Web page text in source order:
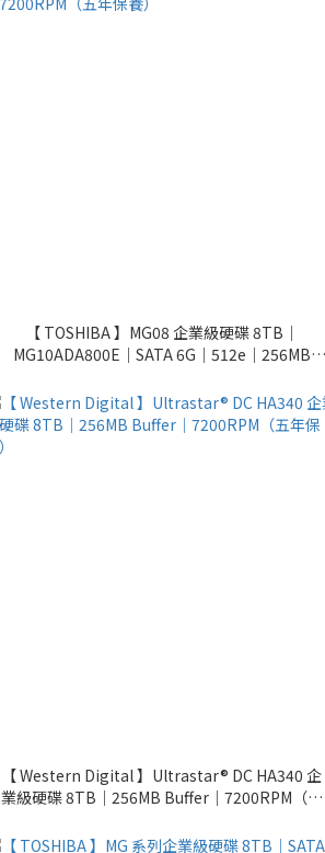
【 TOSHIBA 】MG08 企業級硬碟 8TB｜
MG10ADA800E｜SATA 6G｜512e｜256MB
【 Western Digital 】Ultrastar® DC HA340 企
業級硬碟 8TB｜256MB Buffer｜7200RPM（五